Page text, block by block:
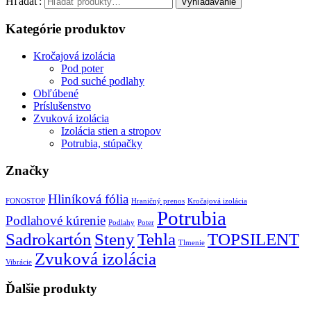
Kategórie produktov
Kročajová izolácia
Pod poter
Pod suché podlahy
Obľúbené
Príslušenstvo
Zvuková izolácia
Izolácia stien a stropov
Potrubia, stúpačky
Značky
FONOSTOP Hliníková fólia Hraničný prenos Kročajová izolácia
Podlahové kúrenie Podlahy Poter Potrubia
Sadrokartón StenyTehla Tlmenie TOPSILENT
Vibrácie Zvuková izolácia
Ďalšie produkty